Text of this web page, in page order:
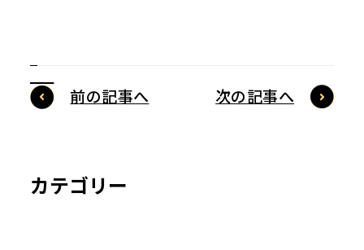
前の記事へ 次の記事へ
カテゴリー